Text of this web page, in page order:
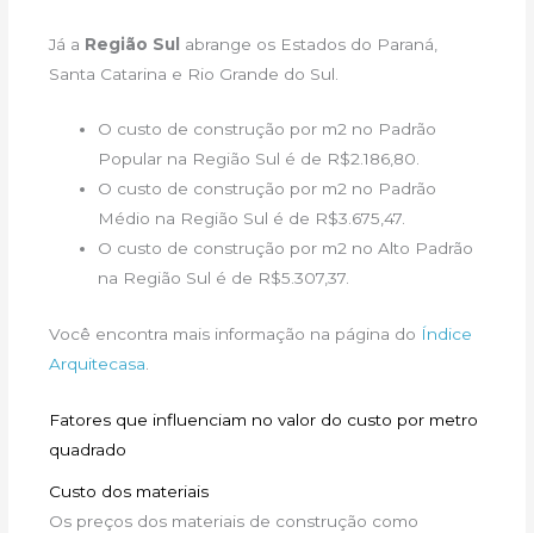
Já a Região Sul abrange os Estados do Paraná,
Santa Catarina e Rio Grande do Sul.
O custo de construção por m2 no Padrão
Popular na Região Sul é de R$2.186,80.
O custo de construção por m2 no Padrão
Médio na Região Sul é de R$3.675,47.
O custo de construção por m2 no Alto Padrão
na Região Sul é de R$5.307,37.
Você encontra mais informação na página do Índice
Arquitecasa.
Fatores que influenciam no valor do custo por metro
quadrado
Custo dos materiais
Os preços dos materiais de construção como